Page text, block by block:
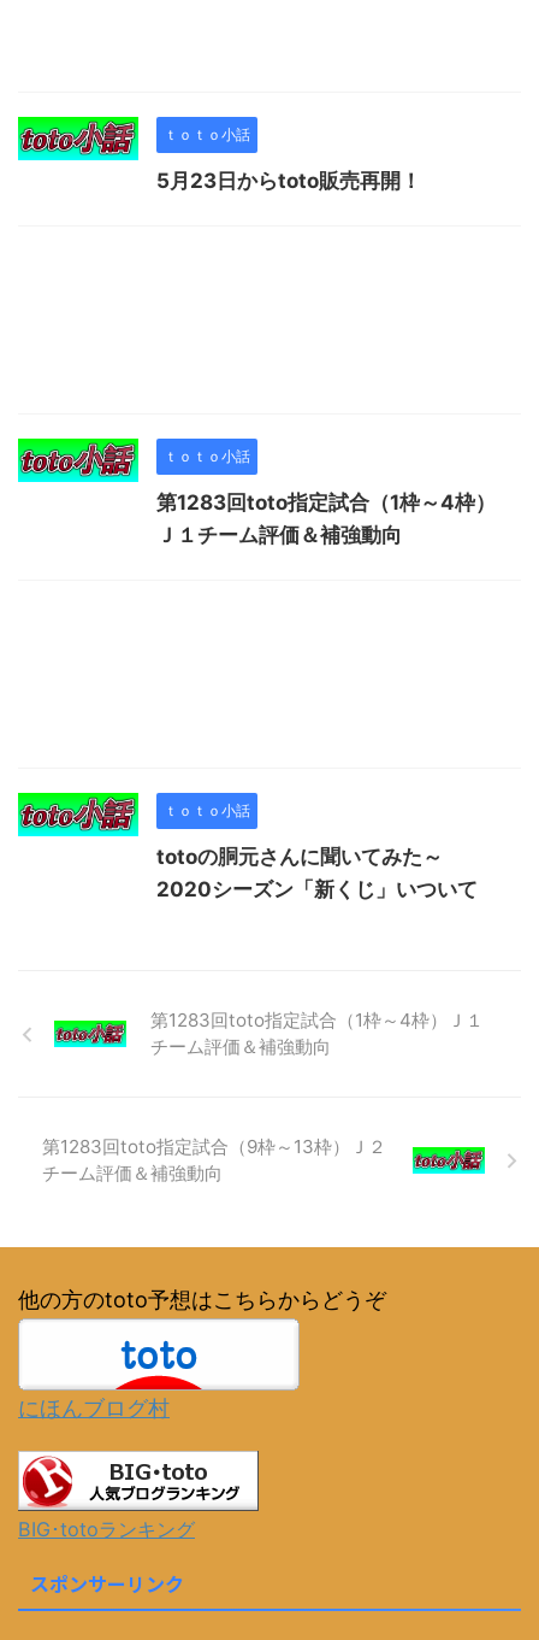
ｔｏｔｏ小話
5月23日からtoto販売再開！
ｔｏｔｏ小話
第1283回toto指定試合（1枠～4枠）
Ｊ１チーム評価＆補強動向
ｔｏｔｏ小話
totoの胴元さんに聞いてみた～
2020シーズン「新くじ」いついて
第1283回toto指定試合（1枠～4枠）Ｊ１
チーム評価＆補強動向
第1283回toto指定試合（9枠～13枠）Ｊ２
チーム評価＆補強動向
他の方のtoto予想はこちらからどうぞ
にほんブログ村
BIG･totoランキング
スポンサーリンク